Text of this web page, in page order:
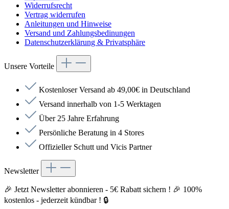
Widerrufsrecht
Vertrag widerrufen
Anleitungen und Hinweise
Versand und Zahlungsbedinungen
Datenschutzerklärung & Privatsphäre
Unsere Vorteile
Kostenloser Versand ab 49,00€ in Deutschland
Versand innerhalb von 1-5 Werktagen
Über 25 Jahre Erfahrung
Persönliche Beratung in 4 Stores
Offizieller Schutt und Vicis Partner
Newsletter
🎉 Jetzt Newsletter abonnieren - 5€ Rabatt sichern ! 🎉 100%
kostenlos - jederzeit kündbar ! 🔒